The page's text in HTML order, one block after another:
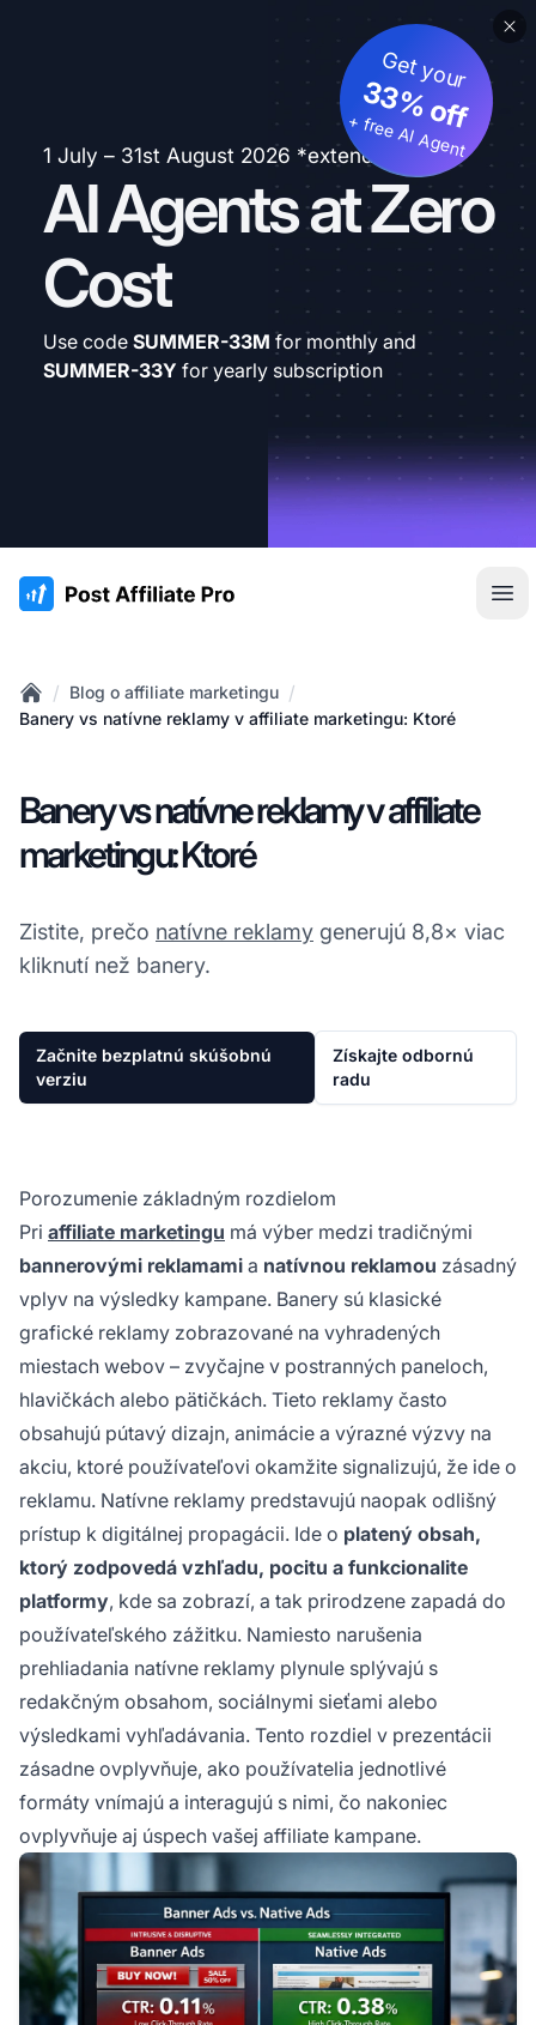
1 July – 31st August 2026 *extended
AI Agents at Zero
Cost
Get your
33% off
+ free AI Agent
Use code SUMMER-33M for monthly and
SUMMER-33Y for yearly subscription
:site.title
Home
/ Blog o affiliate marketingu /
Banery vs natívne reklamy v affiliate marketingu: Ktoré
Banery vs natívne reklamy v affiliate
marketingu: Ktoré
Zistite, prečo natívne reklamy generujú 8,8× viac
kliknutí než banery.
Začnite bezplatnú skúšobnú
verziu
Získajte odbornú
radu
Porozumenie základným rozdielom
Pri affiliate marketingu má výber medzi tradičnými
bannerovými reklamami a natívnou reklamou zásadný
vplyv na výsledky kampane. Banery sú klasické
grafické reklamy zobrazované na vyhradených
miestach webov – zvyčajne v postranných paneloch,
hlavičkách alebo pätičkách. Tieto reklamy často
obsahujú pútavý dizajn, animácie a výrazné výzvy na
akciu, ktoré používateľovi okamžite signalizujú, že ide o
reklamu. Natívne reklamy predstavujú naopak odlišný
prístup k digitálnej propagácii. Ide o platený obsah,
ktorý zodpovedá vzhľadu, pocitu a funkcionalite
platformy, kde sa zobrazí, a tak prirodzene zapadá do
používateľského zážitku. Namiesto narušenia
prehliadania natívne reklamy plynule splývajú s
redakčným obsahom, sociálnymi sieťami alebo
výsledkami vyhľadávania. Tento rozdiel v prezentácii
zásadne ovplyvňuje, ako používatelia jednotlivé
formáty vnímajú a interagujú s nimi, čo nakoniec
ovplyvňuje aj úspech vašej affiliate kampane.